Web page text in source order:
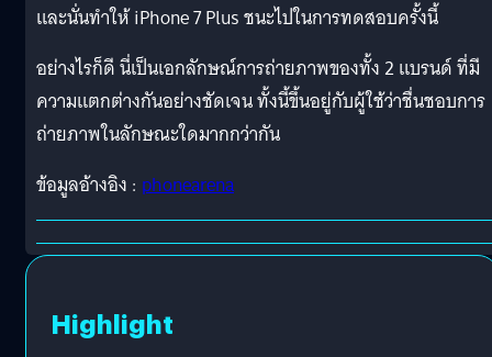
และนั่นทำให้ iPhone 7 Plus ชนะไปในการทดสอบครั้งนี้
อย่างไรก็ดี นี่เป็นเอกลักษณ์การถ่ายภาพของทั้ง 2 แบรนด์ ที่มี
ความแตกต่างกันอย่างชัดเจน ทั้งนี้ขึ้นอยู่กับผู้ใช้ว่าชื่นชอบการ
ถ่ายภาพในลักษณะใดมากกว่ากัน
ข้อมูลอ้างอิง : phonearena
Highlight